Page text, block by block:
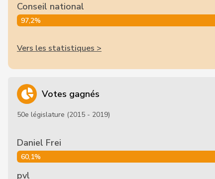
Conseil national
97,2%
Vers les statistiques >
Votes gagnés
50e législature (2015 - 2019)
Daniel Frei
60,1%
pvl